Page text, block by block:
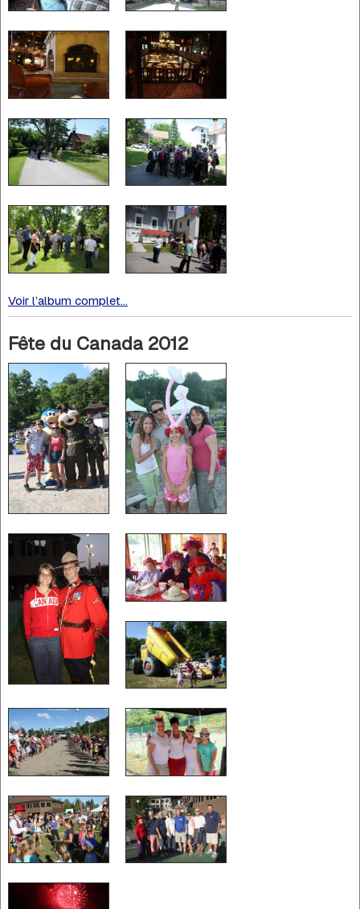
Voir l’album complet...
Fête du Canada 2012